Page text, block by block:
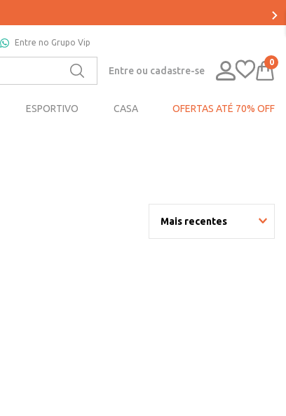
Entre no Grupo Vip
Entre ou cadastre-se
0
ESPORTIVO CASA OFERTAS ATÉ 70% OFF
Mais recentes